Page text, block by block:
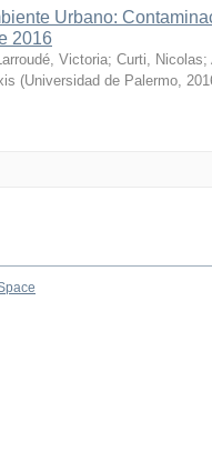
Urbano:
2016
Victoria; Curti, Nicolas;
(Universidad de Palermo,